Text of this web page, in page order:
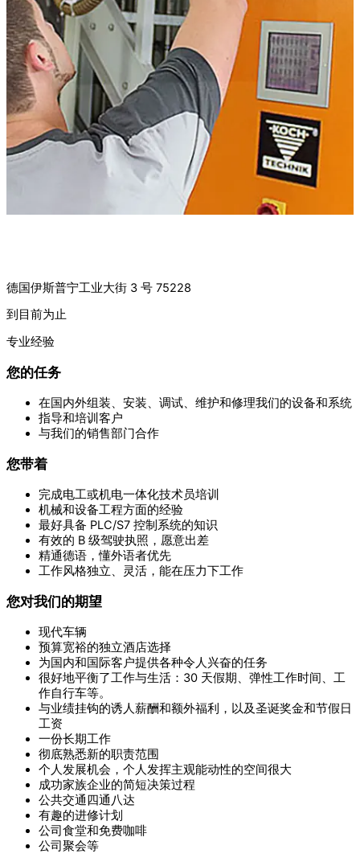
德国伊斯普宁工业大街 3 号 75228
到目前为止
专业经验
您的任务
在国内外组装、安装、调试、维护和修理我们的设备和系统
指导和培训客户
与我们的销售部门合作
您带着
完成电工或机电一体化技术员培训
机械和设备工程方面的经验
最好具备 PLC/S7 控制系统的知识
有效的 B 级驾驶执照，愿意出差
精通德语，懂外语者优先
工作风格独立、灵活，能在压力下工作
您对我们的期望
现代车辆
预算宽裕的独立酒店选择
为国内和国际客户提供各种令人兴奋的任务
很好地平衡了工作与生活：30 天假期、弹性工作时间、工
作自行车等。
与业绩挂钩的诱人薪酬和额外福利，以及圣诞奖金和节假日
工资
一份长期工作
彻底熟悉新的职责范围
个人发展机会，个人发挥主观能动性的空间很大
成功家族企业的简短决策过程
公共交通四通八达
有趣的进修计划
公司食堂和免费咖啡
公司聚会等